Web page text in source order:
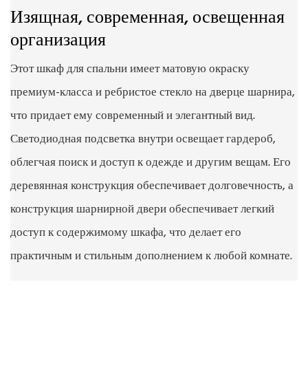
Изящная, современная, освещенная
организация
Этот шкаф для спальни имеет матовую окраску
премиум-класса и ребристое стекло на дверце шарнира,
что придает ему современный и элегантный вид.
Светодиодная подсветка внутри освещает гардероб,
облегчая поиск и доступ к одежде и другим вещам. Его
деревянная конструкция обеспечивает долговечность, а
конструкция шарнирной двери обеспечивает легкий
доступ к содержимому шкафа, что делает его
практичным и стильным дополнением к любой комнате.